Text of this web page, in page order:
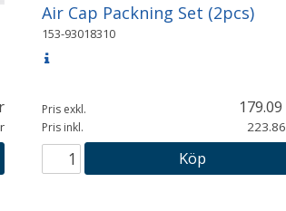
Air Cap Packning Set (2pcs)
153-93018310
Pris exkl. 179.09
Pris inkl. 223.86
Köp